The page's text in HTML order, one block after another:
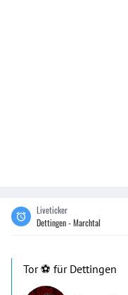
Liveticker
Dettingen - Marchtal
Tor ⚽️ für Dettingen